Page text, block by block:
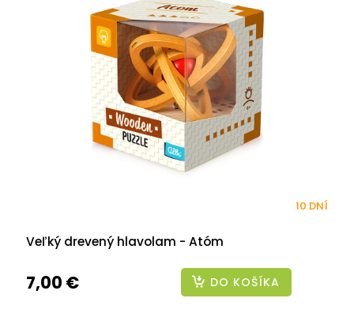
Veľký drevený hlavolam - Atóm
10 DNÍ
7,00 € DO KOŠÍKA